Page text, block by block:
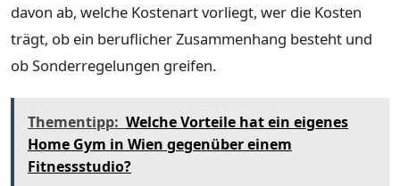
davon ab, welche Kostenart vorliegt, wer die Kosten
trägt, ob ein beruflicher Zusammenhang besteht und
ob Sonderregelungen greifen.
Thementipp: Welche Vorteile hat ein eigenes
Home Gym in Wien gegenüber einem
Fitnessstudio?